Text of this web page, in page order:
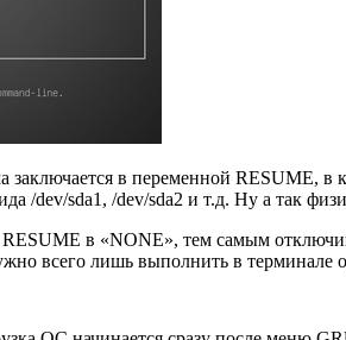
в переменной RESUME, в
/dev/sda1, /dev/sda2 и т.д. Ну а так
в «NONE», тем самым
всего лишь выполнить в терминале